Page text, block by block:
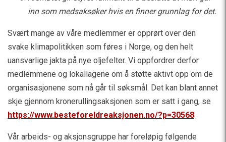
inn som medsaksøker hvis en finner grunnlag for det.
Svært mange av våre medlemmer er opprørt over den
svake klimapolitikken som føres i Norge, og den helt
uansvarlige jakta på nye oljefelter. Vi oppfordrer derfor
medlemmene og lokallagene om å støtte aktivt opp om de
organisasjonene som nå går til søksmål. Det kan blant annet
skje gjennom kronerullingsaksjonen som er satt i gang, se
https://www.besteforeldreaksjonen.no/?p=30568
Vår arbeids- og aksjonsgruppe har foreløpig følgende